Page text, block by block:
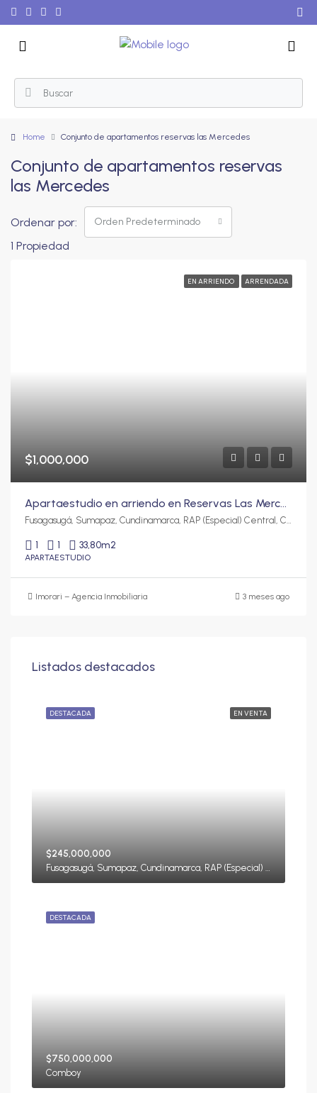
Home Conjunto de apartamentos reservas las Mercedes
Conjunto de apartamentos reservas
las Mercedes
1 Propiedad
Ordenar por: Orden Predeterminado
EN ARRIENDO ARRENDADA
$1,000,000
Apartaestudio en arriendo en Reservas Las Mercedes con balcón y zonas tipo club | 33,80 m²
1 1 33,80m2
APARTAESTUDIO
Imorari – Agencia Inmobiliaria 3 meses ago
Listados destacados
EN VENTA
DESTACADA
$245,000,000
Fusagasugá, Sumapaz, Cundinamarca, RAP (Especial) Central, Colombia
DESTACADA
$750,000,000
Comboy